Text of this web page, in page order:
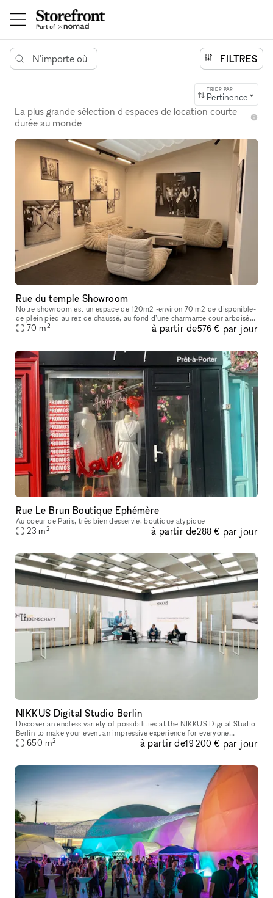
N'importe où FILTRES
TRIER PAR
Pertinence
La plus grande sélection d'espaces de location courte
durée au monde
Rue du temple Showroom
Notre showroom est un espace de 120m2 -environ 70 m2 de disponible-
de plein pied au rez de chaussé, au fond d’une charmante cour arboisé.
L’espace est séparé par une porte vitrée de nos bureaux, qui
70 m2 à partir de576 € par jour
Rue Le Brun Boutique Ephémère
Au coeur de Paris, très bien desservie, boutique atypique
23 m2 à partir de288 € par jour
NIKKUS Digital Studio Berlin
Discover an endless variety of possibilities at the NIKKUS Digital Studio
Berlin to make your event an impressive experience for everyone
involved. Expect 650 square meters with state-of-the-art tech
650 m2 à partir de19 200 € par jour